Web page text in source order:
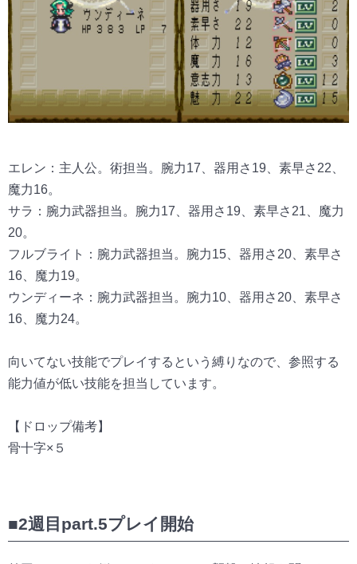
エレン：主人公。術担当。腕力17、器用さ19、素早さ22、
魔力16。
サラ：腕力武器担当。腕力17、器用さ19、素早さ21、魔力
20。
フルブライト：腕力武器担当。腕力15、器用さ20、素早さ
16、魔力19。
ウンディーネ：腕力武器担当。腕力10、器用さ20、素早さ
16、魔力24。
向いてない技能でプレイするという縛りなので、参照する
能力値が低い技能を担当しています。
【ドロップ備考】
骨十字×５
■2週目part.5プレイ開始